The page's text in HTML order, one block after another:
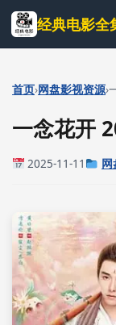
跳
到
主
内
经典电影全
首页›网盘影视资源›
一念花开
2025-11-11 网